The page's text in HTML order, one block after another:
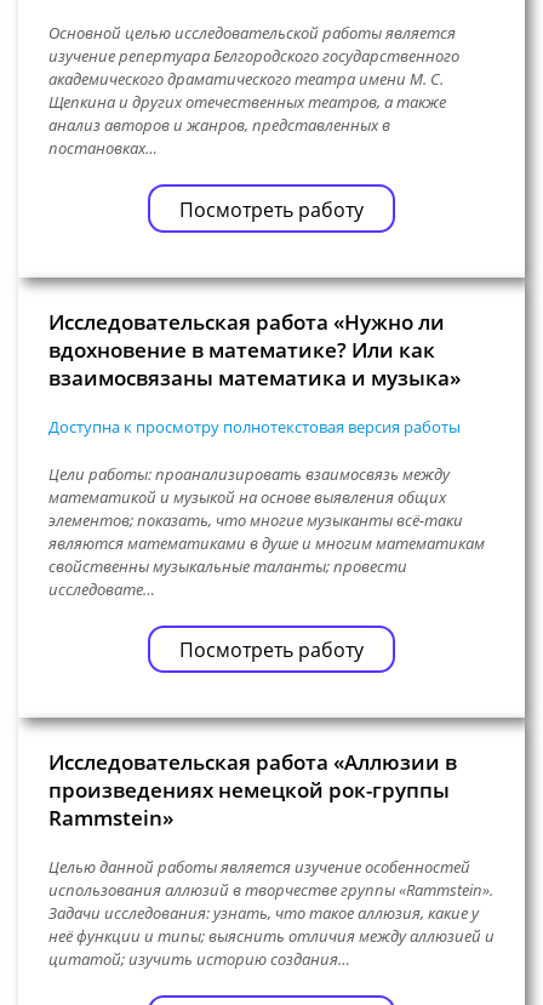
Основной целью исследовательской работы является
изучение репертуара Белгородского государственного
академического драматического театра имени М. С.
Щепкина и других отечественных театров, а также
анализ авторов и жанров, представленных в
постановках…
Посмотреть работу
Исследовательская работа «Нужно ли
вдохновение в математике? Или как
взаимосвязаны математика и музыка»
Доступна к просмотру полнотекстовая версия работы
Цели работы: проанализировать взаимосвязь между
математикой и музыкой на основе выявления общих
элементов; показать, что многие музыканты всё-таки
являются математиками в душе и многим математикам
свойственны музыкальные таланты; провести
исследовате…
Посмотреть работу
Исследовательская работа «Аллюзии в
произведениях немецкой рок-группы
Rammstein»
Целью данной работы является изучение особенностей
использования аллюзий в творчестве группы «Rammstein».
Задачи исследования: узнать, что такое аллюзия, какие у
неё функции и типы; выяснить отличия между аллюзией и
цитатой; изучить историю создания…